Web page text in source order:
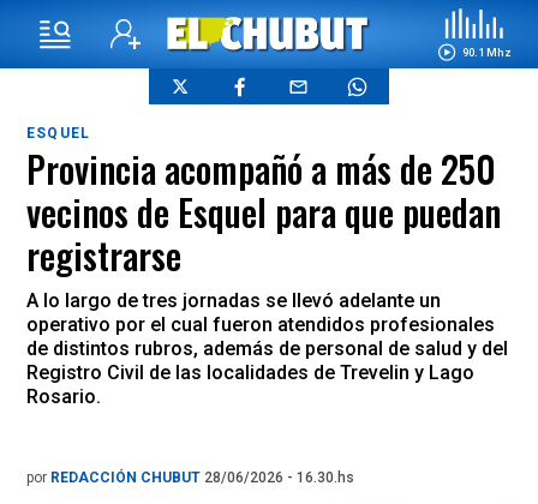
90.1 Mhz
ESQUEL
Provincia acompañó a más de 250
vecinos de Esquel para que puedan
registrarse
A lo largo de tres jornadas se llevó adelante un
operativo por el cual fueron atendidos profesionales
de distintos rubros, además de personal de salud y del
Registro Civil de las localidades de Trevelin y Lago
Rosario.
por REDACCIÓN CHUBUT 28/06/2026 - 16.30.hs